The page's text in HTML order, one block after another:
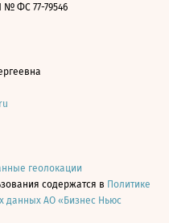
№ ФС 77-79546
геолокации
содержатся в Политике
данных АО «Бизнес Ньюс